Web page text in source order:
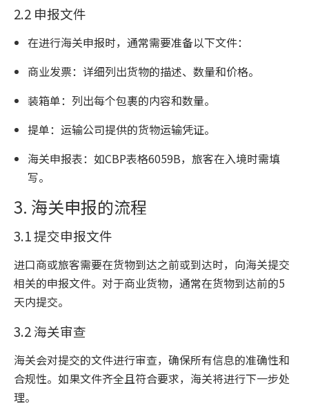
2.2 申报文件
在进行海关申报时，通常需要准备以下文件：
商业发票：详细列出货物的描述、数量和价格。
装箱单：列出每个包裹的内容和数量。
提单：运输公司提供的货物运输凭证。
海关申报表：如CBP表格6059B，旅客在入境时需填
写。
3. 海关申报的流程
3.1 提交申报文件
进口商或旅客需要在货物到达之前或到达时，向海关提交
相关的申报文件。对于商业货物，通常在货物到达前的5
天内提交。
3.2 海关审查
海关会对提交的文件进行审查，确保所有信息的准确性和
合规性。如果文件齐全且符合要求，海关将进行下一步处
理。